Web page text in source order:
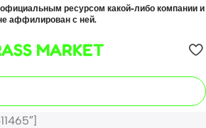
ресурсом какой-либо компании и
аффилирован с ней.
MARKET